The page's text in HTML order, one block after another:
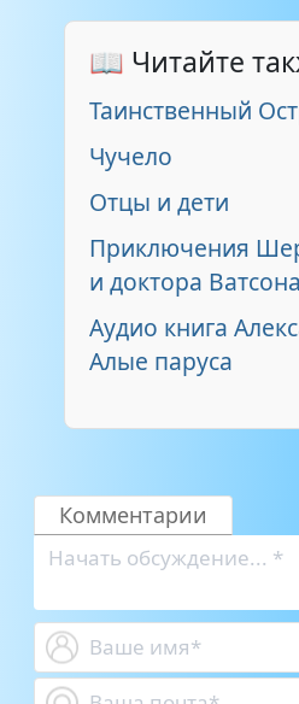
📖 Читайте
Таинственный
Чучело
Отцы и дети
Приключения
и доктора Ватсона
Аудио книга
Алые паруса
Комментарии